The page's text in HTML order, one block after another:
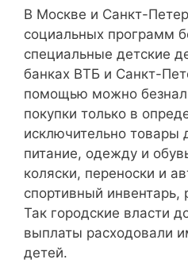
В Москве и Санкт-
социальных программ
специальные детские
банках ВТБ и Санкт-
помощью можно
покупки только в
исключительно товары
питание, одежду и
коляски, переноски и
спортивный
Так городские власти
выплаты расходовали
детей.